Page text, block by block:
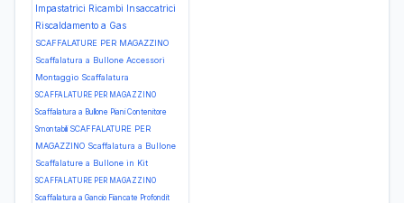
Impastatrici Ricambi Insaccatrici
Riscaldamento a Gas
SCAFFALATURE PER MAGAZZINO
Scaffalatura a Bullone Accessori
Montaggio Scaffalatura
SCAFFALATURE PER MAGAZZINO
Scaffalatura a Bullone Piani Contenitore
Smontabili SCAFFALATURE PER
MAGAZZINO Scaffalatura a Bullone
Scaffalature a Bullone in Kit
SCAFFALATURE PER MAGAZZINO
Scaffalatura a Gancio Fiancate Profondit